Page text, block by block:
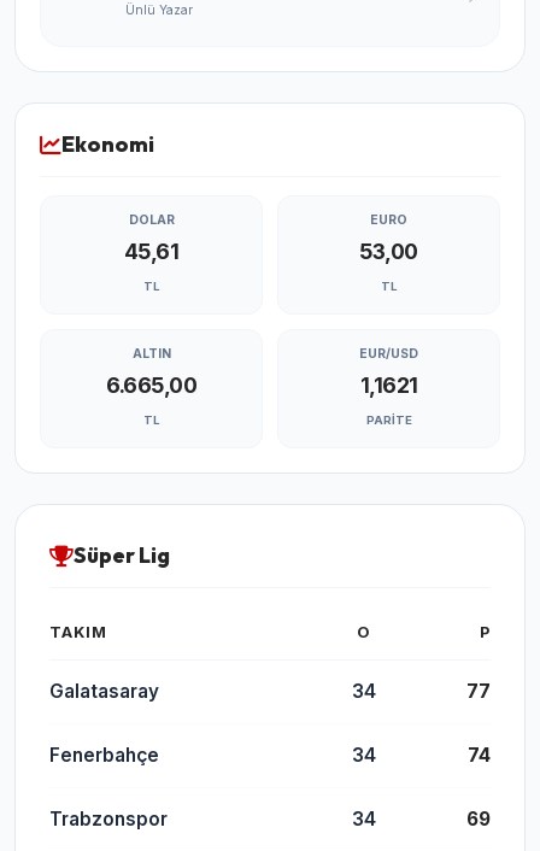
Ünlü Yazar
Ekonomi
DOLAR
45,61
TL
EURO
53,00
TL
ALTIN
6.665,00
TL
EUR/USD
1,1621
PARITE
Süper Lig
TAKIM O P
Galatasaray 34 77
Fenerbahçe 34 74
Trabzonspor 34 69